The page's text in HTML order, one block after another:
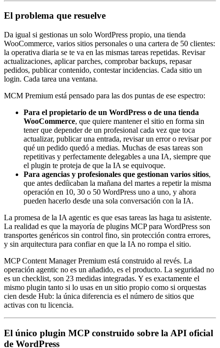
El problema que resuelve
Da igual si gestionas un solo WordPress propio, una tienda
WooCommerce, varios sitios personales o una cartera de 50 clientes:
la operativa diaria se te va en las mismas tareas repetidas. Revisar
actualizaciones, aplicar parches, comprobar backups, repasar
pedidos, publicar contenido, contestar incidencias. Cada sitio un
login. Cada tarea una ventana.
MCM Premium está pensado para las dos puntas de ese espectro:
Para el propietario de un WordPress o de una tienda
WooCommerce, que quiere mantener el sitio en forma sin
tener que depender de un profesional cada vez que toca
actualizar, publicar una entrada, revisar un error o revisar por
qué un pedido quedó a medias. Muchas de esas tareas son
repetitivas y perfectamente delegables a una IA, siempre que
el plugin te proteja de que la IA se equivoque.
Para agencias y profesionales que gestionan varios sitios,
que antes dedíicaban la mañana del martes a repetir la misma
operación en 10, 30 o 50 WordPress uno a uno, y ahora
pueden hacerlo desde una sola conversación con la IA.
La promesa de la IA agentic es que esas tareas las haga tu asistente.
La realidad es que la mayoría de plugins MCP para WordPress son
transportes genéricos sin control fino, sin protección contra errores,
y sin arquitectura para confiar en que la IA no rompa el sitio.
MCP Content Manager Premium está construido al revés. La
operación agentic no es un añadido, es el producto. La seguridad no
es un checklist, son 23 medidas integradas. Y es exactamente el
mismo plugin tanto si lo usas en un sitio propio como si orquestas
cien desde Hub: la única diferencia es el número de sitios que
activas con tu licencia.
El único plugin MCP construido sobre la API oficial
de WordPress